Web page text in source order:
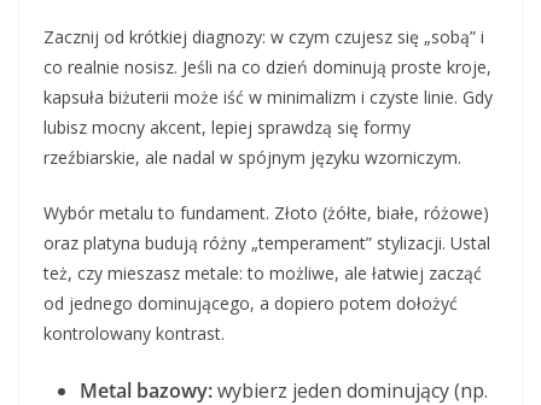
Zacznij od krótkiej diagnozy: w czym czujesz się „sobą” i
co realnie nosisz. Jeśli na co dzień dominują proste kroje,
kapsuła biżuterii może iść w minimalizm i czyste linie. Gdy
lubisz mocny akcent, lepiej sprawdzą się formy
rzeźbiarskie, ale nadal w spójnym języku wzorniczym.
Wybór metalu to fundament. Złoto (żółte, białe, różowe)
oraz platyna budują różny „temperament” stylizacji. Ustal
też, czy mieszasz metale: to możliwe, ale łatwiej zacząć
od jednego dominującego, a dopiero potem dołożyć
kontrolowany kontrast.
Metal bazowy:wybierz jeden dominujący (np.